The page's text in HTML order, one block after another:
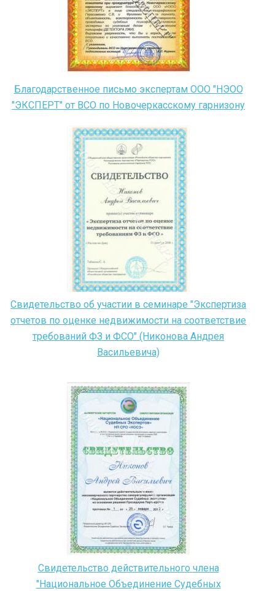
Благодарственное письмо экспертам ООО "НЭОО
"ЭКСПЕРТ" от ВСО по Новочеркасскому гарнизону
Свидетельство об участии в семинаре "Экспертиза
отчетов по оценке недвижимости на соответствие
требований ФЗ и ФСО" (Никонова Андрея
Васильевича)
Свидетельство действительного члена
"Национальное Объединение Судебных